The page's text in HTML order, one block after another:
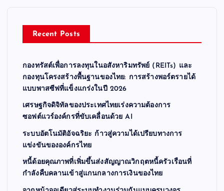
Recent Posts
กองทรัสต์เพื่อการลงทุนในอสังหาริมทรัพย์ (REITs) และ
กองทุนโครงสร้างพื้นฐานของไทย: การสร้างพอร์ตรายได้
แบบพาสซีฟที่แข็งแกร่งในปี 2026
เศรษฐกิจดิจิทัลของประเทศไทยเร่งความต้องการ
ซอฟต์แวร์องค์กรที่ขับเคลื่อนด้วย AI
ระบบอัตโนมัติอัจฉริยะ ก้าวสู่ความได้เปรียบทางการ
แข่งขันขององค์กรไทย
หนี้ด้อยคุณภาพที่เพิ่มขึ้นส่งสัญญาณวิกฤตหนี้ครัวเรือนที่
กำลังคืบคลานเข้าสู่แกนกลางการเงินของไทย